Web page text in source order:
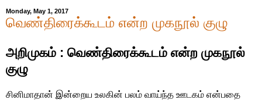
Monday, May 1, 2017
வெண்திரைக்கூடம் என்ற முகநூல் குழு
அறிமுகம் : வெண்திரைக்கூடம் என்ற முகநூல்
குழு
சினிமாதான் இன்றைய உலகின் பலம் வாய்ந்த ஊடகம் என்பதை